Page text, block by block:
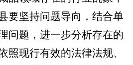
要坚持问题导向，结合单
问题，进一步分析存在的
照现行有效的法律法规、